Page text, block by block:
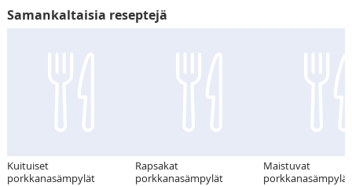
Samankaltaisia reseptejä
Kuituiset
porkkanasämpylät
Rapsakat
porkkanasämpylät
Maistuvat
porkkanasämpylät